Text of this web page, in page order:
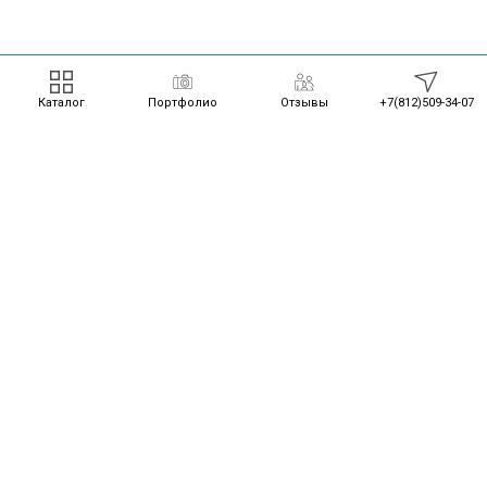
Каталог Портфолио Отзывы +7(812)509-34-07